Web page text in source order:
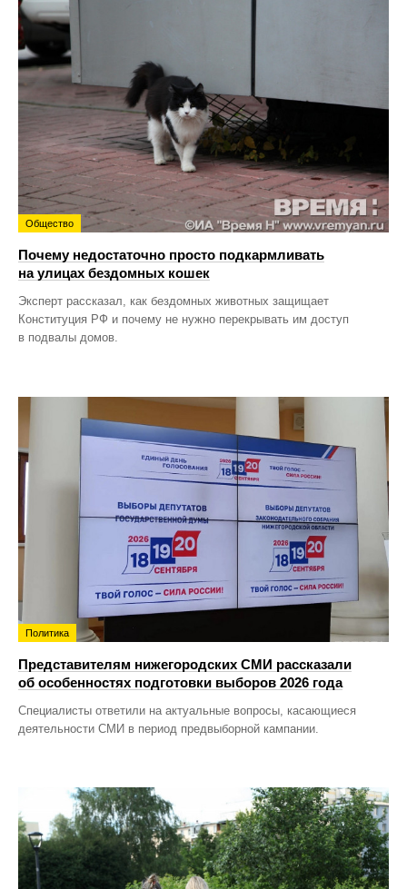
Общество
Почему недостаточно просто подкармливать
на улицах бездомных кошек
Эксперт рассказал, как бездомных животных защищает
Конституция РФ и почему не нужно перекрывать им доступ
в подвалы домов.
Политика
Представителям нижегородских СМИ рассказали
об особенностях подготовки выборов 2026 года
Специалисты ответили на актуальные вопросы, касающиеся
деятельности СМИ в период предвыборной кампании.